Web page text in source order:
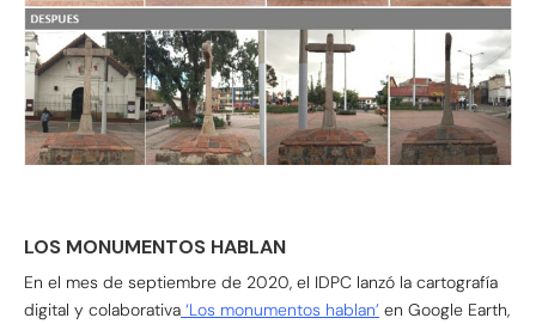
LOS MONUMENTOS HABLAN
En el mes de septiembre de 2020, el IDPC lanzó la cartografía
digital y colaborativa ‘Los monumentos hablan’ en Google Earth,